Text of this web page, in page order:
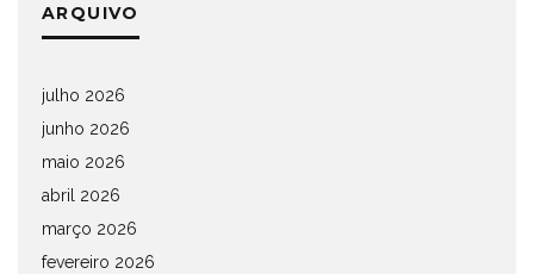
ARQUIVO
julho 2026
junho 2026
maio 2026
abril 2026
março 2026
fevereiro 2026